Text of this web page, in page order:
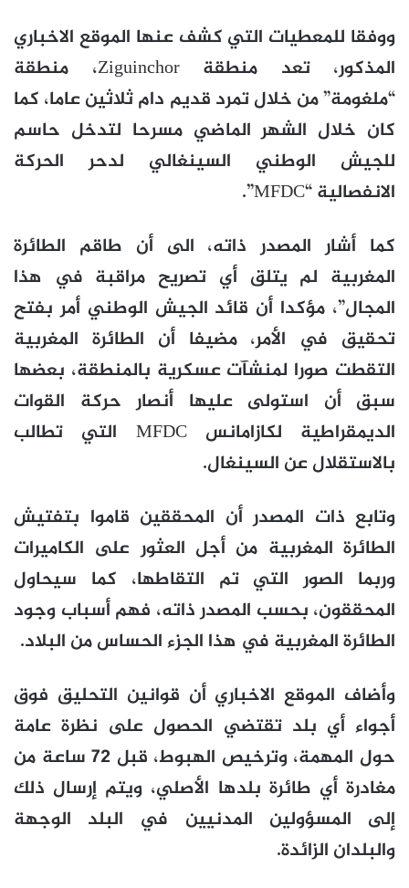
ووفقا للمعطيات التي كشف عنها الموقع الاخباري
المذكور، تعد منطقة Ziguinchor، منطقة
“ملغومة” من خلال تمرد قديم دام ثلاثين عاما، كما
كان خلال الشهر الماضي مسرحا لتدخل حاسم
للجيش الوطني السينغالي لدحر الحركة
الانفصالية “MFDC”.
كما أشار المصدر ذاته، الى أن طاقم الطائرة
المغربية لم يتلق أي تصريح مراقبة في هذا
المجال”، مؤكدا أن قائد الجيش الوطني أمر بفتح
تحقيق في الأمر، مضيفا أن الطائرة المغربية
التقطت صورا لمنشآت عسكرية بالمنطقة، بعضها
سبق أن استولى عليها أنصار حركة القوات
الديمقراطية لكازامانس MFDC التي تطالب
بالاستقلال عن السينغال.
وتابع ذات المصدر أن المحققين قاموا بتفتيش
الطائرة المغربية من أجل العثور على الكاميرات
وربما الصور التي تم التقاطها، كما سيحاول
المحققون، بحسب المصدر ذاته، فهم أسباب وجود
الطائرة المغربية في هذا الجزء الحساس من البلاد.
وأضاف الموقع الاخباري أن قوانين التحليق فوق
أجواء أي بلد تقتضي الحصول على نظرة عامة
حول المهمة، وترخيص الهبوط، قبل 72 ساعة من
مغادرة أي طائرة بلدها الأصلي، ويتم إرسال ذلك
إلى المسؤولين المدنيين في البلد الوجهة
والبلدان الزائدة.